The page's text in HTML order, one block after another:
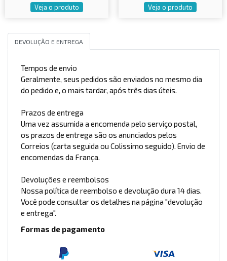
Veja o produto Veja o produto
DEVOLUÇÃO E ENTREGA
Tempos de envio
Geralmente, seus pedidos são enviados no mesmo dia
do pedido e, o mais tardar, após três dias úteis.
Prazos de entrega
Uma vez assumida a encomenda pelo serviço postal,
os prazos de entrega são os anunciados pelos
Correios (carta seguida ou Colissimo seguido). Envio de
encomendas da França.
Devoluções e reembolsos
Nossa política de reembolso e devolução dura 14 dias.
Você pode consultar os detalhes na página "devolução
e entrega".
Formas de pagamento